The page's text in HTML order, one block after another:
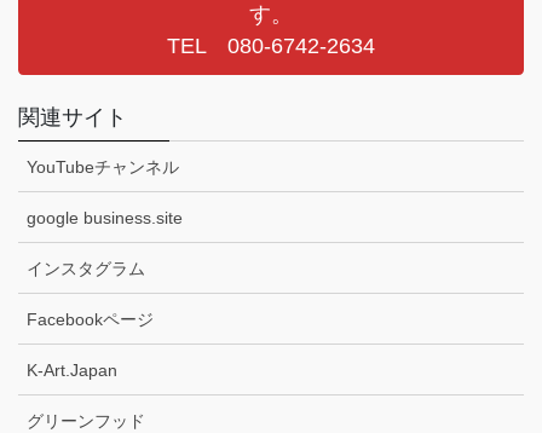
す。
TEL 080-6742-2634
関連サイト
YouTubeチャンネル
google business.site
インスタグラム
Facebookページ
K-Art.Japan
グリーンフッド